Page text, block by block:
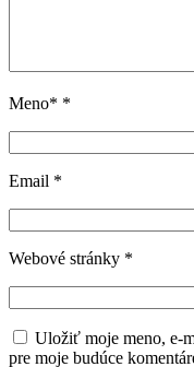
Meno* *
Email *
Webové stránky *
Uložiť moje meno, e-
pre moje budúce